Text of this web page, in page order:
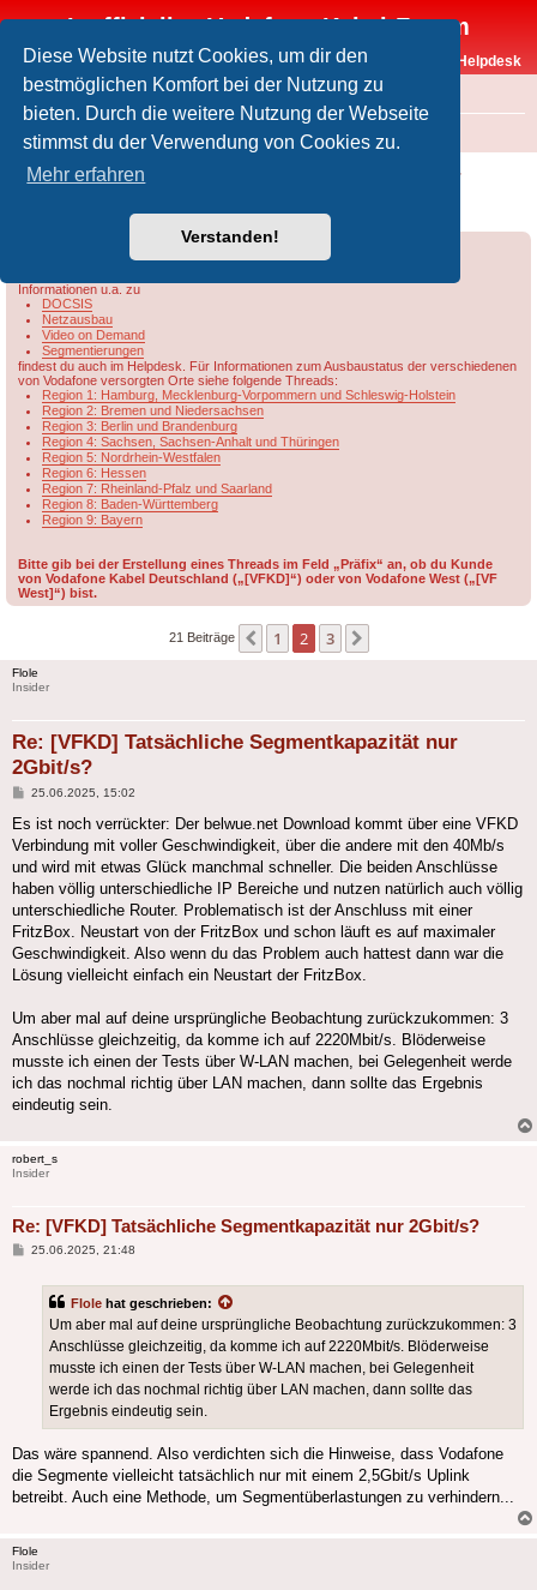
Diese Website nutzt Cookies, um dir den
bestmöglichen Komfort bei der Nutzung zu
bieten. Durch die weitere Nutzung der Webseite
stimmst du der Verwendung von Cookies zu.
Mehr erfahren
Verstanden!
Inoffizielles Vodafone-Kabel-Forum
Vodafone-Kabel-Helpdesk
FAQ
Foren-Übersicht Rund um Vodafone / Aktuelles
[VFKD] Tatsächliche Segmentkapazität nur
Informationen u.a. zu
DOCSIS
Netzausbau
Video on Demand
Segmentierungen
findest du auch im Helpdesk. Für Informationen zum Ausbaustatus der verschiedenen
von Vodafone versorgten Orte siehe folgende Threads:
Region 1: Hamburg, Mecklenburg-Vorpommern und Schleswig-Holstein
Region 2: Bremen und Niedersachsen
Region 3: Berlin und Brandenburg
Region 4: Sachsen, Sachsen-Anhalt und Thüringen
Region 5: Nordrhein-Westfalen
Region 6: Hessen
Region 7: Rheinland-Pfalz und Saarland
Region 8: Baden-Württemberg
Region 9: Bayern
Bitte gib bei der Erstellung eines Threads im Feld „Präfix“ an, ob du Kunde
von Vodafone Kabel Deutschland („[VFKD]“) oder von Vodafone West („[VF
West]“) bist.
21 Beiträge Vorherige
1 2 3
Flole
Insider
Re: [VFKD] Tatsächliche Segmentkapazität nur
2Gbit/s?
Beitrag
25.06.2025, 15:02
Es ist noch verrückter: Der belwue.net Download kommt über eine VFKD
Verbindung mit voller Geschwindigkeit, über die andere mit den 40Mb/s
und wird mit etwas Glück manchmal schneller. Die beiden Anschlüsse
haben völlig unterschiedliche IP Bereiche und nutzen natürlich auch völlig
unterschiedliche Router. Problematisch ist der Anschluss mit einer
FritzBox. Neustart von der FritzBox und schon läuft es auf maximaler
Geschwindigkeit. Also wenn du das Problem auch hattest dann war die
Lösung vielleicht einfach ein Neustart der FritzBox.
Um aber mal auf deine ursprüngliche Beobachtung zurückzukommen: 3
Anschlüsse gleichzeitig, da komme ich auf 2220Mbit/s. Blöderweise
musste ich einen der Tests über W-LAN machen, bei Gelegenheit werde
ich das nochmal richtig über LAN machen, dann sollte das Ergebnis
eindeutig sein.
robert_s
Insider
Re: [VFKD] Tatsächliche Segmentkapazität nur 2Gbit/s?
Beitrag
25.06.2025, 21:48
Flole hat geschrieben:
Um aber mal auf deine ursprüngliche Beobachtung zurückzukommen: 3
Anschlüsse gleichzeitig, da komme ich auf 2220Mbit/s. Blöderweise
musste ich einen der Tests über W-LAN machen, bei Gelegenheit
werde ich das nochmal richtig über LAN machen, dann sollte das
Ergebnis eindeutig sein.
Das wäre spannend. Also verdichten sich die Hinweise, dass Vodafone
die Segmente vielleicht tatsächlich nur mit einem 2,5Gbit/s Uplink
betreibt. Auch eine Methode, um Segmentüberlastungen zu verhindern...
Flole
Insider